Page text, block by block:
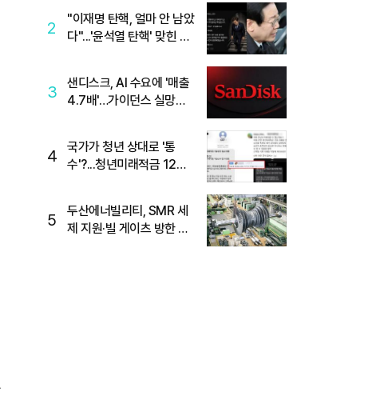
2
"이재명 탄핵, 얼마 안 남았
다"...'윤석열 탄핵' 맞힌 무
3
샌디스크, AI 수요에 '매출
4.7배'…가이던스 실망에
4
국가가 청년 상대로 '통
수'?...청년미래적금 12%
5
두산에너빌리티, SMR 세
제 지원·빌 게이츠 방한 기